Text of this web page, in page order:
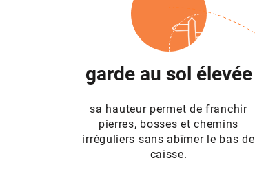
garde au sol élevée
sa hauteur permet de franchir
pierres, bosses et chemins
irréguliers sans abîmer le bas de
caisse.